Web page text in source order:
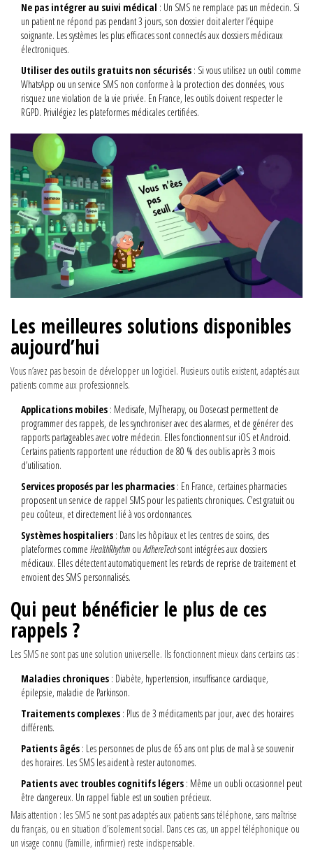
Ne pas intégrer au suivi médical : Un SMS ne remplace pas un médecin. Si
un patient ne répond pas pendant 3 jours, son dossier doit alerter l’équipe
soignante. Les systèmes les plus efficaces sont connectés aux dossiers médicaux
électroniques.
Utiliser des outils gratuits non sécurisés : Si vous utilisez un outil comme
WhatsApp ou un service SMS non conforme à la protection des données, vous
risquez une violation de la vie privée. En France, les outils doivent respecter le
RGPD. Privilégiez les plateformes médicales certifiées.
Les meilleures solutions disponibles
aujourd’hui
Vous n’avez pas besoin de développer un logiciel. Plusieurs outils existent, adaptés aux
patients comme aux professionnels.
Applications mobiles : Medisafe, MyTherapy, ou Dosecast permettent de
programmer des rappels, de les synchroniser avec des alarmes, et de générer des
rapports partageables avec votre médecin. Elles fonctionnent sur iOS et Android.
Certains patients rapportent une réduction de 80 % des oublis après 3 mois
d’utilisation.
Services proposés par les pharmacies : En France, certaines pharmacies
proposent un service de rappel SMS pour les patients chroniques. C’est gratuit ou
peu coûteux, et directement lié à vos ordonnances.
Systèmes hospitaliers : Dans les hôpitaux et les centres de soins, des
plateformes comme HealthRhythm ouAdhereTechsont intégrées aux dossiers
médicaux. Elles détectent automatiquement les retards de reprise de traitement et
envoient des SMS personnalisés.
Qui peut bénéficier le plus de ces
rappels ?
Les SMS ne sont pas une solution universelle. Ils fonctionnent mieux dans certains cas :
Maladies chroniques : Diabète, hypertension, insuffisance cardiaque,
épilepsie, maladie de Parkinson.
Traitements complexes : Plus de 3 médicaments par jour, avec des horaires
différents.
Patients âgés : Les personnes de plus de 65 ans ont plus de mal à se souvenir
des horaires. Les SMS les aident à rester autonomes.
Patients avec troubles cognitifs légers : Même un oubli occasionnel peut
être dangereux. Un rappel fiable est un soutien précieux.
Mais attention : les SMS ne sont pas adaptés aux patients sans téléphone, sans maîtrise
du français, ou en situation d’isolement social. Dans ces cas, un appel téléphonique ou
un visage connu (famille, infirmier) reste indispensable.